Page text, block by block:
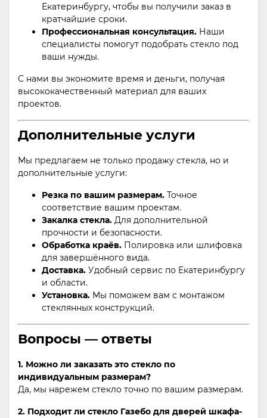
Екатеринбургу, чтобы вы получили заказ в
кратчайшие сроки.
Профессиональная консультация. Наши
специалисты помогут подобрать стекло под
ваши нужды.
С нами вы экономите время и деньги, получая
высококачественный материал для ваших
проектов.
Дополнительные услуги
Мы предлагаем не только продажу стекла, но и
дополнительные услуги:
Резка по вашим размерам. Точное
соответствие вашим проектам.
Закалка стекла. Для дополнительной
прочности и безопасности.
Обработка краёв. Полировка или шлифовка
для завершённого вида.
Доставка. Удобный сервис по Екатеринбургу
и области.
Установка. Мы поможем вам с монтажом
стеклянных конструкций.
Вопросы — ответы
1. Можно ли заказать это стекло по
индивидуальным размерам?
Да, мы нарежем стекло точно по вашим размерам.
2. Подходит ли стекло Газебо для дверей шкафа-